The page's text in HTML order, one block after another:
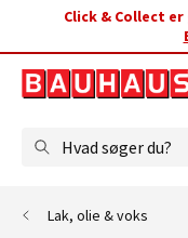
Click & Collect
Hvad søger du?
Lak, olie & voks